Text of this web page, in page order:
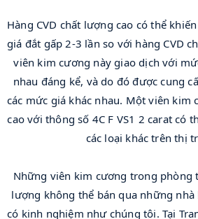
Hàng CVD chất lượng cao có thể
giá đắt gấp 2-3 lần so với hàng CVD
viên kim cương này giao dịch với
nhau đáng kể, và do đó được cung
các mức giá khác nhau. Một viên kim
cao với thông số 4C F VS1 2 carat có
các loại khác trên thị
Những viên kim cương trong phòng
lượng không thể bán qua những nhà
có kinh nghiệm như chúng tôi. Tại